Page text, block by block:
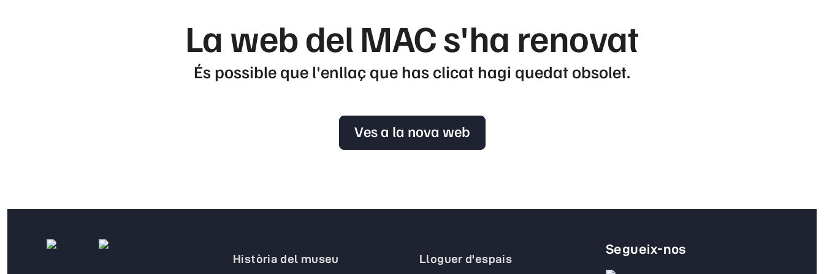
La web del MAC s'ha renovat
És possible que l'enllaç que has clicat hagi quedat obsolet.
Ves a la nova web
Història del museu Lloguer d'espais
Segueix-nos